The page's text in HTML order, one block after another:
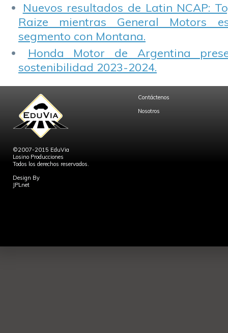
Nuevos resultados de Latin NCAP:
Raize mientras General Motors
segmento con Montana.
Honda Motor de Argentina
sostenibilidad 2023-2024.
©2007-2015 EduVia
Losino Producciones
Todos los derechos reservados.
Design By
JPLnet
Contáctenos
Nosotros